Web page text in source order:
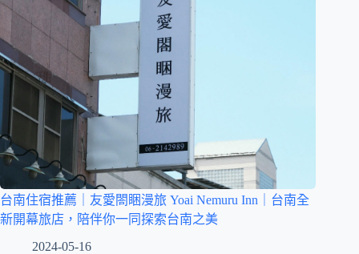
台南住宿推薦｜友愛閤睏漫旅 Yoai Nemuru Inn｜台南全
新開幕旅店，陪伴你一同探索台南之美
2024-05-16